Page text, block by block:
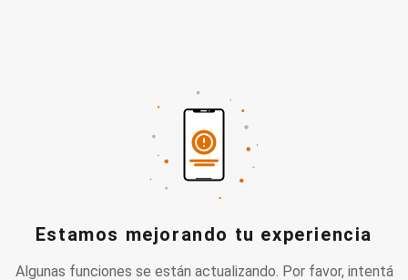
Estamos mejorando tu experiencia
Algunas funciones se están actualizando. Por favor, intentá